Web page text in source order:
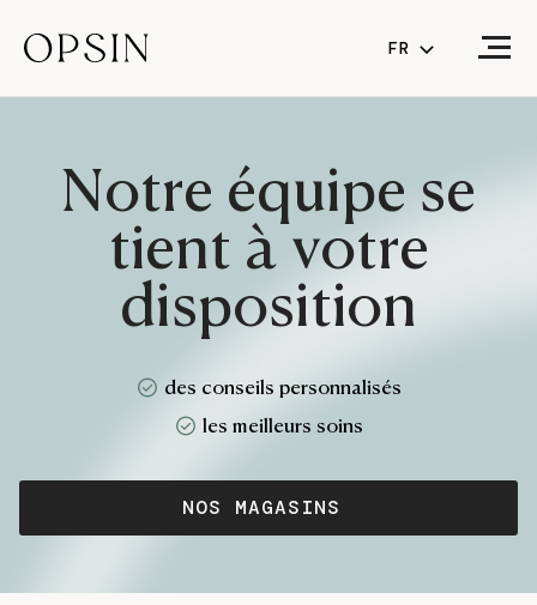
FR
EN
Notre équipe se
tient à votre
disposition
des conseils personnalisés
les meilleurs soins
NOS MAGASINS